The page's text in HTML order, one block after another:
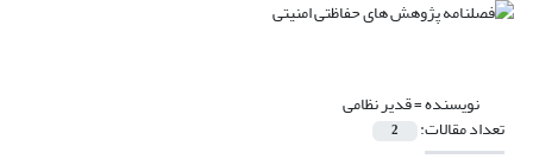
نویسنده =قدیر نظامی
تعداد مقالات: 2